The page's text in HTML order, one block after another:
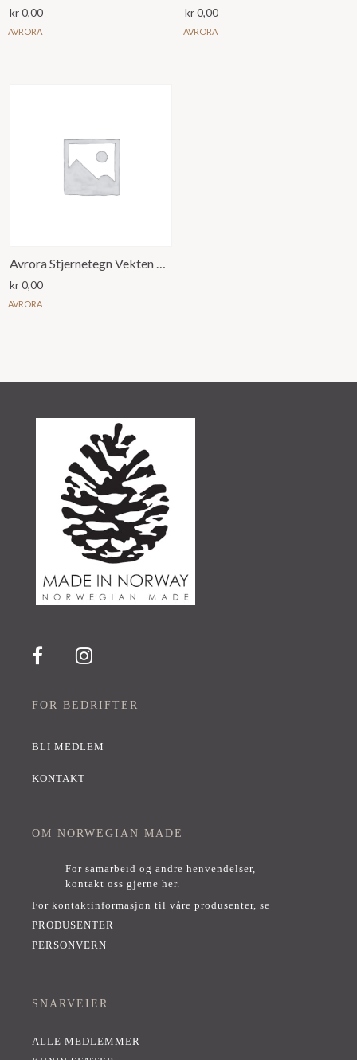
kr0,00
AVRORA
kr0,00
AVRORA
kr0,00
AVRORA
FOR BEDRIFTER
BLI MEDLEM
KONTAKT
OM NORWEGIAN MADE
For samarbeid og andre henvendelser,
kontakt oss gjerne her.
For kontaktinformasjon til våre produsenter, se
PRODUSENTER
PERSONVERN
SNARVEIER
ALLE MEDLEMMER